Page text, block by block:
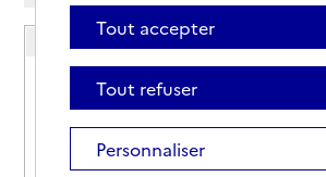
Résidence autonomie Les Myosotis
Adresse
Rue de la Messe
21320-Pouilly-en-Auxois
03 80 90 31 00
Tout accepter
Tout refuser
Personnaliser